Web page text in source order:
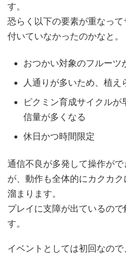
す。
恐らく以下の要素が重なっ
付いていなかったのかなと。
おつかい対象のフルーツ
人通りが多いため、植え
ピクミン育成サイクルが
信量が多くなる
休日かつ時間限定
通信不良が多発して操作が
が、動作も全体的にカクカ
溜まります。
プレイに支障が出ているの
す。
イベントとしては初回なの